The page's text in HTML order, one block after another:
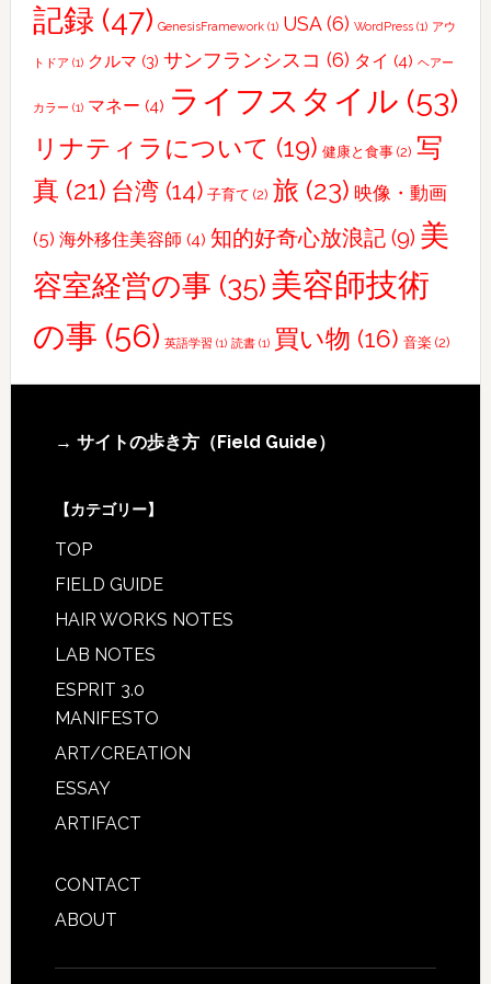
か
た！
北
温
泉〜
人
合
流・
夜
記録 (47) GenesisFramework(1) USA(6) WordPress(1) アウ
トドア (1) クルマ (3) サンフランシスコ (6) タイ (4) ヘアー
カラー (1) マネー (4) ライフスタイル (53)
リナティラについて (19) 健康と食事(2) 写
真 (21) 台湾(14) 子育て (2) 旅 (23) 映像・動画
(5) 海外移住美容師 (4) 知的好奇心放浪記(9) 美
容室経営の事 (35)美容師技術
の事 (56) 英語学習 (1) 読書(1) 買い物 (16) 音楽(2)
Footer
→ サイトの歩き方（Field Guide）
【カテゴリー】
TOP
FIELD GUIDE
HAIR WORKS NOTES
LAB NOTES
ESPRIT 3.0
MANIFESTO
ART/CREATION
ESSAY
ARTIFACT
CONTACT
ABOUT